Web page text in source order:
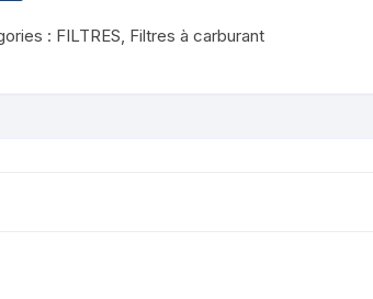
: FILTRES, Filtres à carburant